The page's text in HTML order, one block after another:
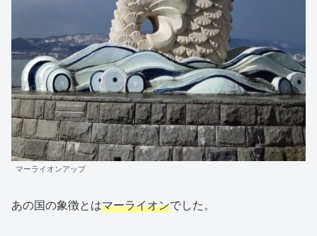
マーライオンアップ
あの国の象徴とはマーライオンでした。